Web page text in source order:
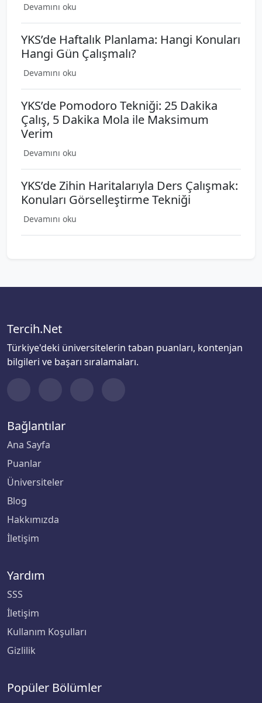
Devamını oku
YKS’de Haftalık Planlama: Hangi Konuları
Hangi Gün Çalışmalı?
Devamını oku
YKS’de Pomodoro Tekniği: 25 Dakika
Çalış, 5 Dakika Mola ile Maksimum
Verim
Devamını oku
YKS’de Zihin Haritalarıyla Ders Çalışmak:
Konuları Görselleştirme Tekniği
Devamını oku
Tercih.Net
Türkiye'deki üniversitelerin taban puanları, kontenjan
bilgileri ve başarı sıralamaları.
Bağlantılar
Ana Sayfa
Puanlar
Üniversiteler
Blog
Hakkımızda
İletişim
Yardım
SSS
İletişim
Kullanım Koşulları
Gizlilik
Popüler Bölümler